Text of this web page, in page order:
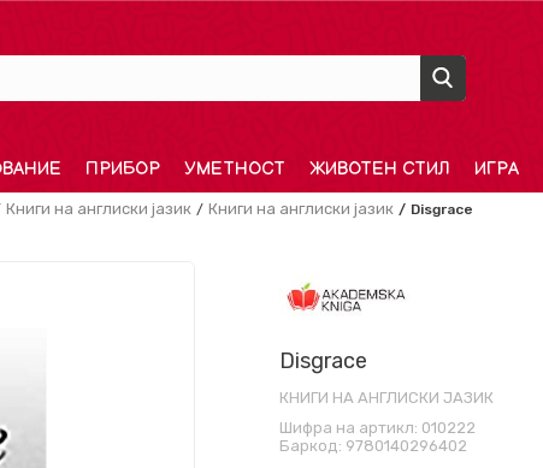
ПРИБОР УМЕТНОСТ ЖИВОТЕН СТИЛ ИГРА
Книги на англиски јазик Книги на англиски јазик Disgrace
Disgrace
КНИГИ НА АНГЛИСКИ ЈАЗИК
Шифра на артикл: 010222
Баркод: 9780140296402